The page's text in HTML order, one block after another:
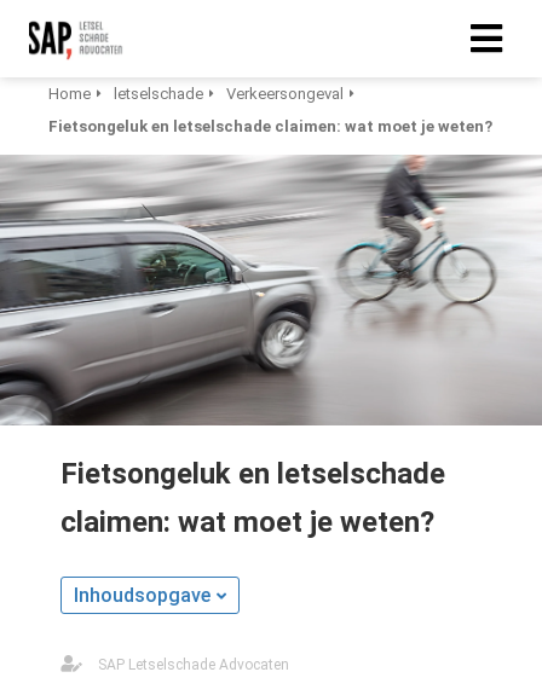
Home letselschade
Verkeersongeval
Fietsongeluk en letselschade claimen: wat moet je weten?
Fietsongeluk en letselschade
claimen: wat moet je weten?
Inhoudsopgave
SAP Letselschade Advocaten